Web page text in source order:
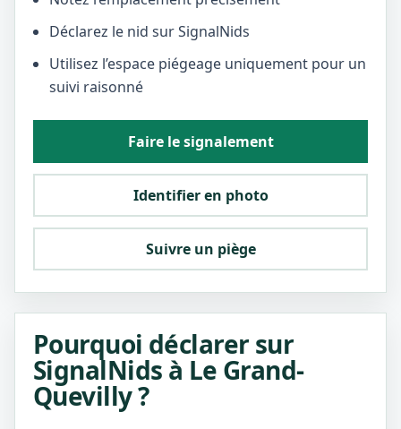
Déclarez le nid sur SignalNids
Utilisez l’espace piégeage uniquement pour un
suivi raisonné
Faire le signalement
Identifier en photo
Suivre un piège
Pourquoi déclarer sur
SignalNids à Le Grand-
Quevilly ?